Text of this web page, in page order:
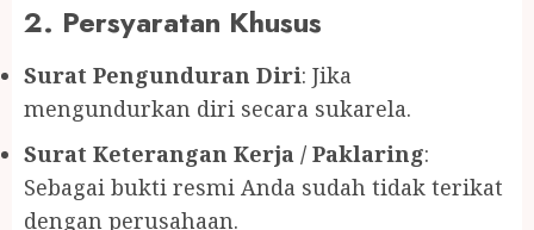
2. Persyaratan Khusus
Surat Pengunduran Diri: Jika
mengundurkan diri secara sukarela.
Surat Keterangan Kerja / Paklaring:
Sebagai bukti resmi Anda sudah tidak terikat
dengan perusahaan.